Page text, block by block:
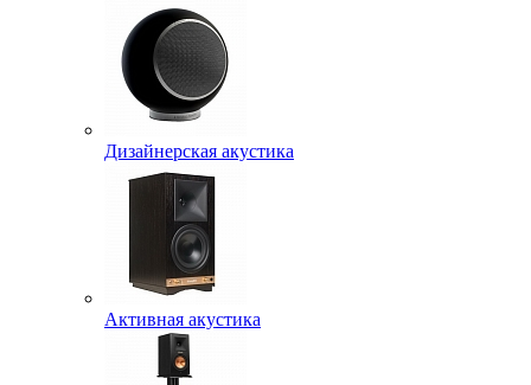
Дизайнерская акустика
Активная акустика